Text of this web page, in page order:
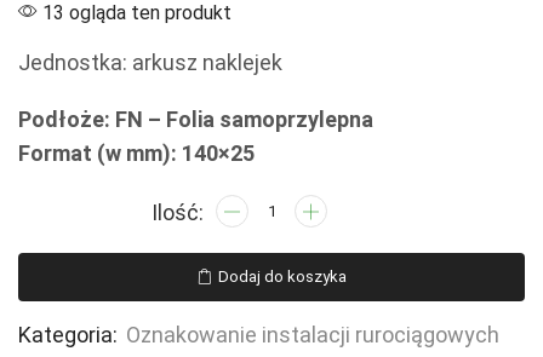
13 ogląda ten produkt
Jednostka: arkusz naklejek
Podłoże: FN – Folia samoprzylepna
Format (w mm): 140×25
ilość
POWIETRZE
MOKRE
-
Dodaj do koszyka
Kategoria: Oznakowanie instalacji rurociągowych